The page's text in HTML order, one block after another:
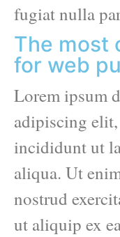
fugiat nulla
The most
for web
Lorem ipsum
adipiscing
incididunt ut
aliqua. Ut
nostrud
ut aliquip ex